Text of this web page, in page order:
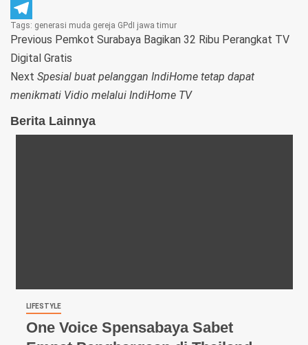
WhatsApp
Telegram
Tags: generasi muda gereja GPdI jawa timur
Previous Pemkot Surabaya Bagikan 32 Ribu Perangkat TV
Digital Gratis
Next Spesial buat pelanggan IndiHome tetap dapat
menikmati Vidio melalui IndiHome TV
Berita Lainnya
LIFESTYLE
One Voice Spensabaya Sabet